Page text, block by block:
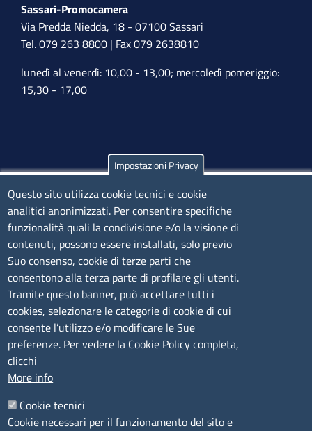
Sassari-Promocamera
Via Predda Niedda, 18 - 07100 Sassari
Tel. 079 263 8800 | Fax 079 2638810
lunedì al venerdì: 10,00 - 13,00; mercoledì pomeriggio:
15,30 - 17,00
Olbia
Via Nanni 43 - 07026 Olbia
Tel. 0789 66122 | 0789 69580
mail:ufficio.olbia@ss.camcom.it
lunedì al venerdì: 9,00 - 12,00; lunedì pomeriggio: 16,00
- 17,00
CONTATTI
Camera di Commercio, Industria, Artigianato e
Agricoltura di Sassari
P.IVA01047570906
Impostazioni Privacy
Questo sito utilizza cookie tecnici e cookie
analitici anonimizzati. Per consentire specifiche
funzionalità quali la condivisione e/o la visione di
contenuti, possono essere installati, solo previo
Suo consenso, cookie di terze parti che
consentono alla terza parte di profilare gli utenti.
Tramite questo banner, può accettare tutti i
cookies, selezionare le categorie di cookie di cui
consente l’utilizzo e/o modificare le Sue
preferenze. Per vedere la Cookie Policy completa,
clicchi
More info
Cookie tecnici
Cookie necessari per il funzionamento del sito e